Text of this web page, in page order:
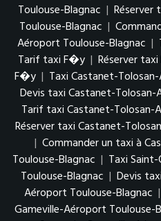
Toulouse-Blagnac | Réserver
Toulouse-Blagnac |
Aéroport Toulouse-Blagnac |
Tarif taxi F�y | Réserver
F�y | Taxi Castanet-
Devis taxi Castanet-
Tarif taxi Castanet-Tolosan-
Réserver taxi Castanet-
| Commander un taxi à
Toulouse-Blagnac | Taxi
Toulouse-Blagnac | Devis
Aéroport Toulouse-Blagnac |
Gameville-Aéroport Toulouse-